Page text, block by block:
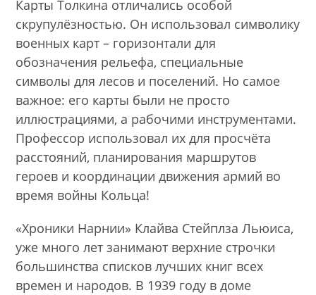
Карты Толкина отличались особой
скрупулёзностью. Он использовал символику
военных карт – горизонтали для
обозначения рельефа, специальные
символы для лесов и поселений. Но самое
важное: его карты были не просто
иллюстрациями, а рабочими инструментами.
Профессор использовал их для просчёта
расстояний, планирования маршрутов
героев и координации движения армий во
время войны Кольца!
«Хроники Нарнии» Клайва Стейплза Льюиса,
уже много лет занимают верхние строчки
большинства списков лучших книг всех
времен и народов. В 1939 году в доме